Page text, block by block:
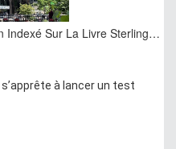
Indexé Sur La Livre Sterling…
à lancer un test